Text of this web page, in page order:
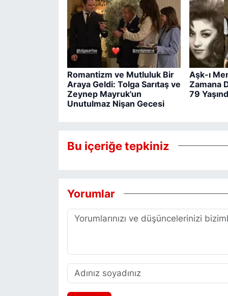
Romantizm ve Mutluluk Bir
Araya Geldi: Tolga Sarıtaş ve
Zeynep Mayruk'un
Unutulmaz Nişan Gecesi
Aşk-ı
Zamana
79
Bu içeriğe tepkiniz
Yorumlar